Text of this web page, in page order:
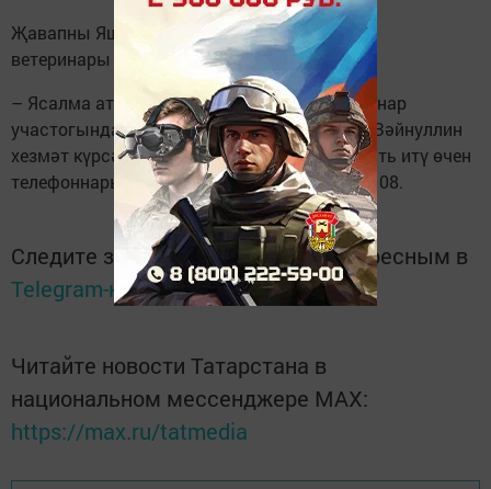
Җавапны Яшел Үзән районының баш
ветеринары
Физзәт Фәхретдинов
бирә:
– Ясалма аталандыру пункты Күгеш ветеринар
участогында урнашкан. Анда табиб Илшат Зәйнуллин
хезмәт күрсәтә. Бәясе – 500 сум. Мөрәҗәгать итү өчен
телефоннары: 8(84371) 2-84-48, 8 937 283 67 08.
Следите за самым важным и интересным в
Telegram-каналеТатмедиа
Читайте новости Татарстана в
национальном мессенджере MАХ:
https://max.ru/tatmedia